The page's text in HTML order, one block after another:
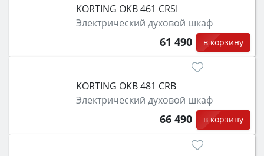
KORTING OKB 461 CRSI
Электрический духовой шкаф
61 490 в корзину
KORTING OKB 481 CRB
Электрический духовой шкаф
66 490 в корзину